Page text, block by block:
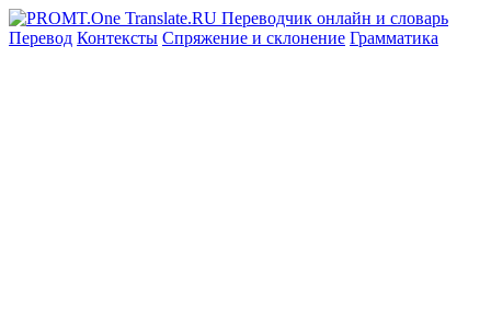
Перевод Контексты Спряжение и склонение Грамматика